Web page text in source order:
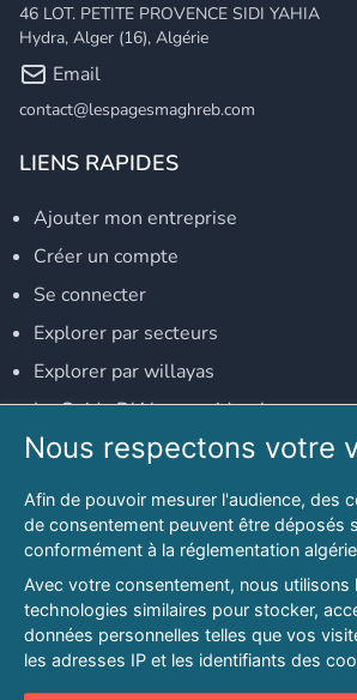
46 LOT. PETITE PROVENCE SIDI YAHIA
Hydra, Alger (16), Algérie
Email
contact@lespagesmaghreb.com
LIENS RAPIDES
Ajouter mon entreprise
Créer un compte
Se connecter
Explorer par secteurs
Explorer par willayas
Le Guide D'Alger, guide-alger.com
NOS RÉSEAUX SOCIAUX
Notre page Facebook
Notre page LinkedIn
Notre page Instagram
Notre page Twitter
Nous respectons votre
Afin de pouvoir mesurer l'audience, des
de consentement peuvent être déposés
conformément à la réglementation
Avec votre consentement, nous utilisons
technologies similaires pour stocker,
données personnelles telles que vos
les adresses IP et les identifiants des